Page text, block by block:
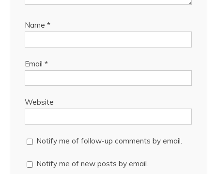
Name *
Email *
Website
Notify me of follow-up comments by email.
Notify me of new posts by email.